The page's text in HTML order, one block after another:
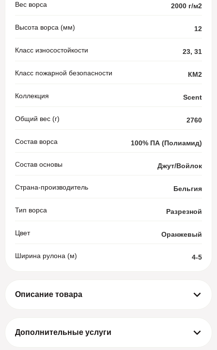
Вес ворса 2000 г/м2
Высота ворса (мм) 12
Класс износостойкости 23, 31
Класс пожарной безопасности КМ2
Коллекция Scent
Общий вес (г) 2760
Состав ворса 100% ПА (Полиамид)
Состав основы Джут/Войлок
Страна-производитель Бельгия
Тип ворса Разрезной
Цвет Оранжевый
Ширина рулона (м) 4-5
Описание товара
покрытиями для коммерческих объектов и жилых
помещений. Оранжевый отлично впишется в любой
Дополнительные услуги